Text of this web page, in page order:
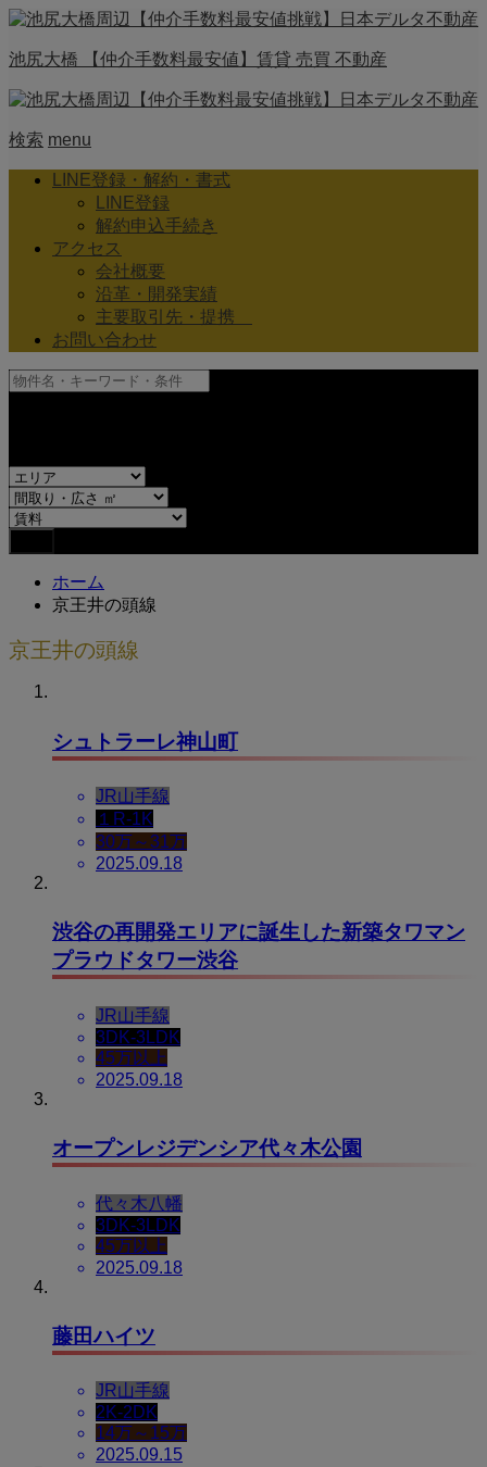
池尻大橋 【仲介手数料最安値】賃貸 売買 不動産
検索 menu
LINE登録・解約・書式
LINE登録
解約申込手続き
アクセス
会社概要
沿革・開発実績
主要取引先・提携
お問い合わせ
ホーム
京王井の頭線
京王井の頭線
シュトラーレ神山町
JR山手線
１R-1K
30万～31万
2025.09.18
渋谷の再開発エリアに誕生した新築タワマン
プラウドタワー渋谷
JR山手線
3DK-3LDK
45万以上
2025.09.18
オープンレジデンシア代々木公園
代々木八幡
3DK-3LDK
45万以上
2025.09.18
藤田ハイツ
JR山手線
2K-2DK
14万～15万
2025.09.15